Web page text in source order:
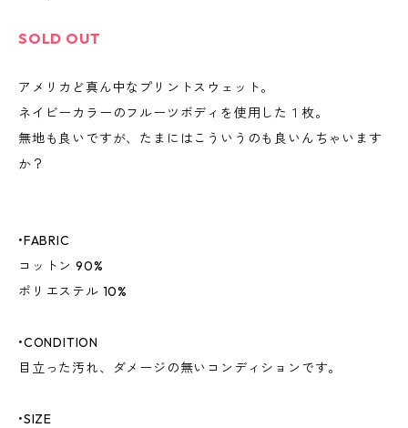
SOLD OUT
アメリカど真ん中なプリントスウェット。
ネイビーカラーのフルーツボディを使用した１枚。
無地も良いですが、たまにはこういうのも良いんちゃいます
か？
•FABRIC
コットン 90%
ポリエステル 10%
•CONDITION
目立った汚れ、ダメージの無いコンディションです。
•SIZE